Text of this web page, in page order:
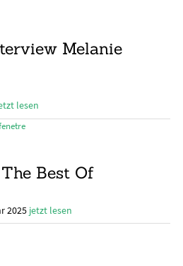
Melanie
lesen
Best Of
2025 jetzt lesen